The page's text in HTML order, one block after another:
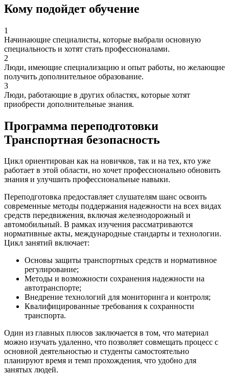
Кому подойдет обучение
1
Начинающие специалисты, которые выбрали основную
специальность и хотят стать профессионалами.
2
Люди, имеющие специализацию и опыт работы, но желающие
получить дополнительное образование.
3
Люди, работающие в других областях, которые хотят
приобрести дополнительные знания.
Программа переподготовки
Транспортная безопасность
Цикл ориентирован как на новичков, так и на тех, кто уже
работает в этой области, но хочет профессионально обновить
знания и улучшить профессиональные навыки.
Переподготовка предоставляет слушателям шанс освоить
современные методы поддержания надежности на всех видах
средств передвижения, включая железнодорожный и
автомобильный. В рамках изучения рассматриваются
нормативные акты, международные стандарты и технологии.
Цикл занятий включает:
Основы защиты транспортных средств и нормативное
регулирование;
Методы и возможности сохранения надежности на
автотранспорте;
Внедрение технологий для мониторинга и контроля;
Квалифицированные требования к сохранности
транспорта.
Один из главных плюсов заключается в том, что материал
можно изучать удаленно, что позволяет совмещать процесс с
основной деятельностью и студенты самостоятельно
планируют время и темп прохождения, что удобно для
занятых людей.